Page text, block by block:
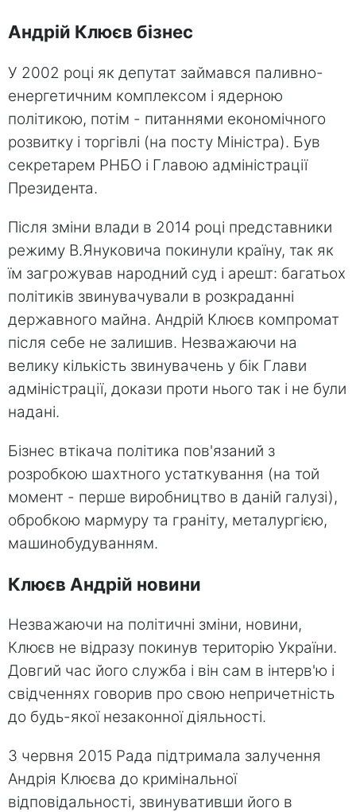
Андрій Клюєв бізнес
У 2002 році як депутат займався паливно-
енергетичним комплексом і ядерною
політикою, потім - питаннями економічного
розвитку і торгівлі (на посту Міністра). Був
секретарем РНБО і Главою адміністрації
Президента.
Після зміни влади в 2014 році представники
режиму В.Януковича покинули країну, так як
їм загрожував народний суд і арешт: багатьох
політиків звинувачували в розкраданні
державного майна. Андрій Клюєв компромат
після себе не залишив. Незважаючи на
велику кількість звинувачень у бік Глави
адміністрації, докази проти нього так і не були
надані.
Бізнес втікача політика пов'язаний з
розробкою шахтного устаткування (на той
момент - перше виробництво в даній галузі),
обробкою мармуру та граніту, металургією,
машинобудуванням.
Клюєв Андрій новини
Незважаючи на політичні зміни, новини,
Клюєв не відразу покинув територію України.
Довгий час його служба і він сам в інтерв'ю і
свідченнях говорив про свою непричетність
до будь-якої незаконної діяльності.
3 червня 2015 Рада підтримала залучення
Андрія Клюєва до кримінальної
відповідальності, звинувативши його в